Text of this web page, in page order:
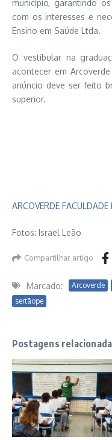
município, garantindo
com os interesses e
Ensino em Saúde Ltda.
O vestibular na
acontecer em
anúncio deve ser feito
superior.
ARCOVERDE FACULDADE
Fotos: Israel Leão
Compartilhar artigo
Marcado: Arcoverde
sertãope
Postagens